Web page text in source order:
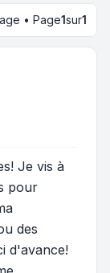
• Page1sur1
Je vis à
pour
des
d'avance!